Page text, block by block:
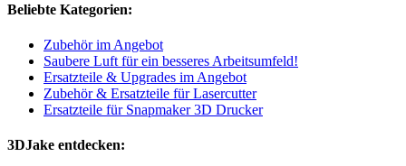
Beliebte Kategorien:
Zubehör im Angebot
Saubere Luft für ein besseres Arbeitsumfeld!
Ersatzteile & Upgrades im Angebot
Zubehör & Ersatzteile für Lasercutter
Ersatzteile für Snapmaker 3D Drucker
3DJake entdecken: